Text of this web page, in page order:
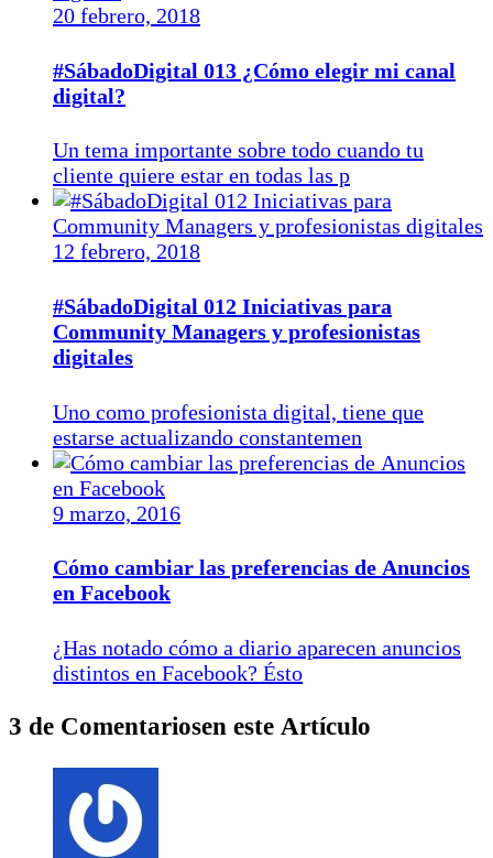
20 febrero, 2018
#SábadoDigital 013 ¿Cómo elegir mi canal
digital?
Un tema importante sobre todo cuando tu
cliente quiere estar en todas las p
12 febrero, 2018
#SábadoDigital 012 Iniciativas para
Community Managers y profesionistas
digitales
Uno como profesionista digital, tiene que
estarse actualizando constantemen
9 marzo, 2016
Cómo cambiar las preferencias de Anuncios
en Facebook
¿Has notado cómo a diario aparecen anuncios
distintos en Facebook? Ésto
3 de Comentariosen este Artículo